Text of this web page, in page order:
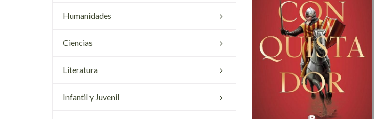
Humanidades
Ciencias
Literatura
Infantil y Juvenil